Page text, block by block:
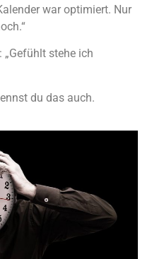
war optimiert. Nur
stehe ich
du das auch.